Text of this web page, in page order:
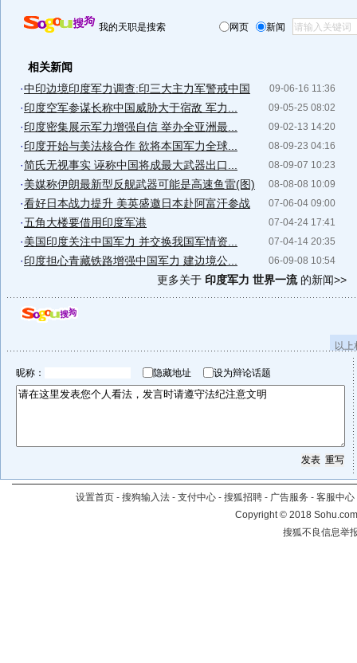
我的天职是搜索 网页 新闻
相关新闻
09-06-16 11:36
·中印边境印度军力调查:印三大主力军警戒中国
09-05-25 08:02
·印度空军参谋长称中国威胁大于宿敌 军力...
09-02-13 14:20
·印度密集展示军力增强自信 举办全亚洲最...
08-09-23 04:16
·印度开始与美法核合作 欲将本国军力全球...
08-09-07 10:23
·简氏无视事实 诬称中国将成最大武器出口...
08-08-08 10:09
·美媒称伊朗最新型反舰武器可能是高速鱼雷(图)
07-06-04 09:00
·看好日本战力提升 美英盛邀日本赴阿富汗参战
07-04-24 17:41
·五角大楼要借用印度军港
07-04-14 20:35
·美国印度关注中国军力 并交换我国军情资...
06-09-08 10:54
·印度担心青藏铁路增强中国军力 建边境公...
更多关于 印度军力 世界一流的新闻>>
以
昵称： 隐藏地址 设为辩论话题
设置首页 - 搜狗输入法 - 支付中心 - 搜狐招聘 - 广告服务 - 客服中心
Copyright©2018
搜狐不良信息举